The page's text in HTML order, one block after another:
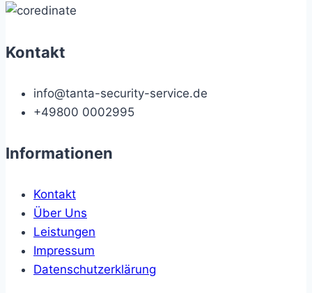
Kontakt
info@tanta-security-service.de
+49800 0002995
Informationen
Kontakt
Über Uns
Leistungen
Impressum
Datenschutzerklärung